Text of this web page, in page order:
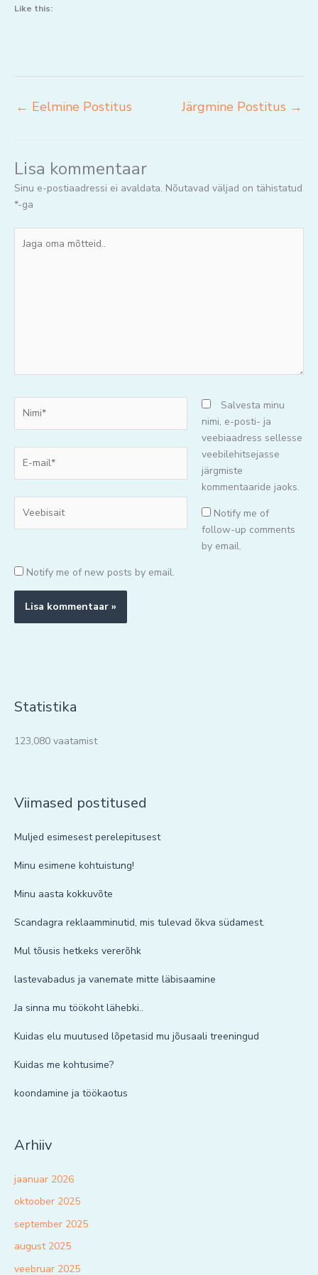
Like this:
← Eelmine Postitus Järgmine Postitus →
Lisa kommentaar
Sinu e-postiaadressi ei avaldata. Nõutavad väljad on tähistatud
*-ga
oma
mail*
Salvesta minu
nimi, e-posti- ja
veebiaadress sellesse
veebilehitsejasse
järgmiste
kommentaaride jaoks.
Notify me of
follow-up comments
by email.
Notify me of new posts by email.
Statistika
123,080 vaatamist
Viimased postitused
Muljed esimesest perelepitusest
Minu esimene kohtuistung!
Minu aasta kokkuvõte
Scandagra reklaamminutid, mis tulevad õkva südamest.
Mul tõusis hetkeks vererõhk
lastevabadus ja vanemate mitte läbisaamine
Ja sinna mu töökoht lähebki..
Kuidas elu muutused lõpetasid mu jõusaali treeningud
Kuidas me kohtusime?
koondamine ja töökaotus
Arhiiv
jaanuar 2026
oktoober 2025
september 2025
august 2025
veebruar 2025